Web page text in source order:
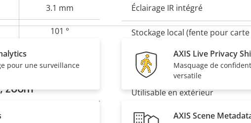
3.1 mm
101 °
zoom
Éclairage IR intégré
Stockage local (fente pour carte
Température de
Utilisable en extérieur
Indice de protection contre le
pour une surveillance
AXIS Live Privacy
Masquage de
versatile
AXIS Scene